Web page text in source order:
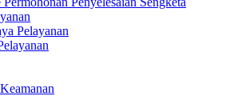
Pelayanan